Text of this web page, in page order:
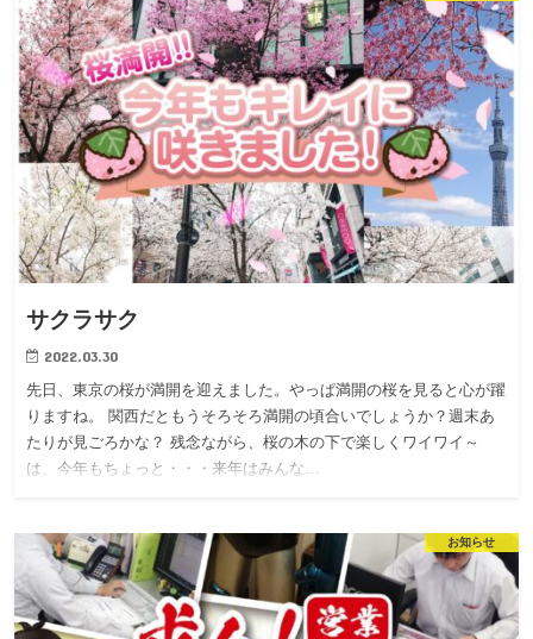
サクラサク
2022.03.30
先日、東京の桜が満開を迎えました。やっぱ満開の桜を見ると心が躍
りますね。 関西だともうそろそろ満開の頃合いでしょうか？週末あ
たりが見ごろかな？ 残念ながら、桜の木の下で楽しくワイワイ～
は、今年もちょっと・・・来年はみんな…
お知らせ